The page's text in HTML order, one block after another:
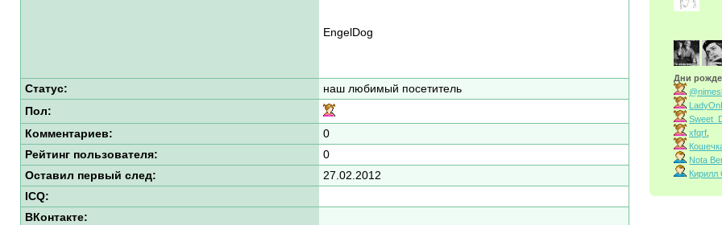
EngelDog
Статус:
наш любимый посетитель
Пол:
Комментариев:
0
Рейтинг пользователя:
0
Оставил первый след:
27.02.2012
ICQ:
ВКонтакте:
Дни
xfqrf
Nota
Кирилл